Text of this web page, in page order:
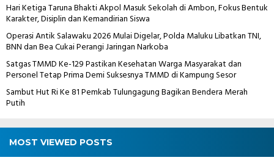
Hari Ketiga Taruna Bhakti Akpol Masuk Sekolah di Ambon, Fokus Bentuk
Karakter, Disiplin dan Kemandirian Siswa
Operasi Antik Salawaku 2026 Mulai Digelar, Polda Maluku Libatkan TNI,
BNN dan Bea Cukai Perangi Jaringan Narkoba
Satgas TMMD Ke-129 Pastikan Kesehatan Warga Masyarakat dan
Personel Tetap Prima Demi Suksesnya TMMD di Kampung Sesor
Sambut Hut Ri Ke 81 Pemkab Tulungagung Bagikan Bendera Merah
Putih
MOST VIEWED POSTS